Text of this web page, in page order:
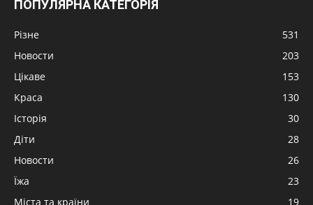
ПОПУЛЯРНА КАТЕГОРІЯ
Різне
531
Новости
203
Цікаве
153
Краса
130
Історія
30
Діти
28
Новости
26
Їжа
23
Міста та країни
19